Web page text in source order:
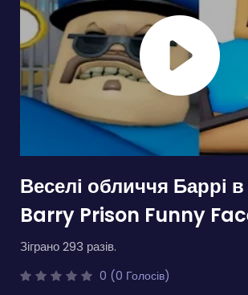
Веселі обличчя Баррі
Barry Prison Funny
Зіграно 293 разів.
0 (0 Голосів)